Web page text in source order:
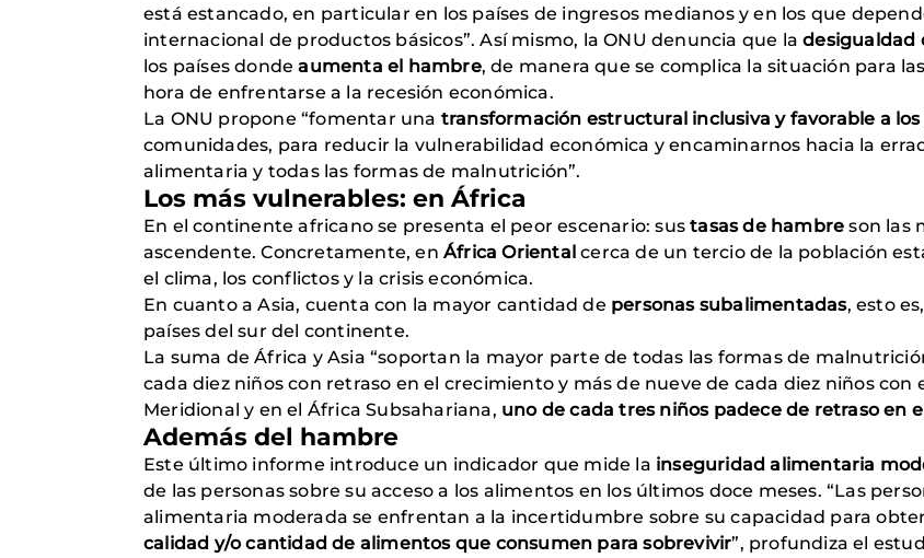
está estancado, en particular en los países de ingresos medianos y en los que
internacional de productos básicos”. Así mismo, la ONU denuncia que ladesigualdad
los países dondeaumenta el hambre, de manera que se complica la situación para las
hora de enfrentarse a la recesión económica.
La ONU propone “fomentar una transformación estructural inclusiva y favorable a
comunidades, para reducir la vulnerabilidad económica y encaminarnos hacia la
alimentaria y todas las formas de malnutrición”.
Los más vulnerables: en África
En el continente africano se presenta el peor escenario: sustasas de hambreson las
ascendente. Concretamente, en África Oriental cerca de un tercio de la población
el clima, los conflictos y la crisis económica.
En cuanto a Asia, cuenta con la mayor cantidad de personas subalimentadas, esto
países del sur del continente.
La suma de África y Asia “soportan la mayor parte de todas las formas de
cada diez niños con retraso en el crecimiento y más de nueve de cada diez niños
Meridional y en el África Subsahariana, uno de cada tres niños padece de retraso en
Además del hambre
Este último informe introduce un indicador que mide la inseguridad alimentaria
de las personas sobre su acceso a los alimentos en los últimos doce meses. “Las
alimentaria moderada se enfrentan a la incertidumbre sobre su capacidad para
calidad y/o cantidad de alimentos que consumen para sobrevivir”, profundiza el